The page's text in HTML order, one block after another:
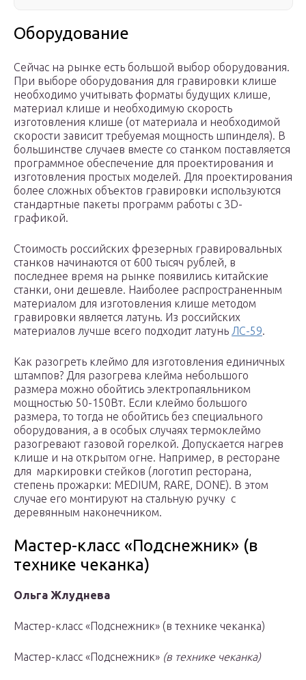
Оборудование
Сейчас на рынке есть большой выбор оборудования.
При выборе оборудования для гравировки клише
необходимо учитывать форматы будущих клише,
материал клише и необходимую скорость
изготовления клише (от материала и необходимой
скорости зависит требуемая мощность шпинделя). В
большинстве случаев вместе со станком поставляется
программное обеспечение для проектирования и
изготовления простых моделей. Для проектирования
более сложных объектов гравировки используются
стандартные пакеты программ работы с 3D-
графикой.
Стоимость российских фрезерных гравировальных
станков начинаются от 600 тысяч рублей, в
последнее время на рынке появились китайские
станки, они дешевле. Наиболее распространенным
материалом для изготовления клише методом
гравировки является латунь. Из российских
материалов лучше всего подходит латунь ЛС-59.
Как разогреть клеймо для изготовления единичных
штампов? Для разогрева клейма небольшого
размера можно обойтись электропаяльником
мощностью 50-150Вт. Если клеймо большого
размера, то тогда не обойтись без специального
оборудования, а в особых случаях термоклеймо
разогревают газовой горелкой. Допускается нагрев
клише и на открытом огне. Например, в ресторане
для маркировки стейков (логотип ресторана,
степень прожарки: MEDIUM, RARE, DONE). В этом
случае его монтируют на стальную ручку с
деревянным наконечником.
Мастер-класс «Подснежник» (в
технике чеканка)
Ольга Жлуднева
Мастер-класс «Подснежник» (в технике чеканка)
Мастер-класс «Подснежник» (в технике чеканка)